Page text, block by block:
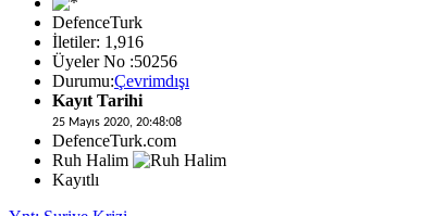
DefenceTurk
İletiler: 1,916
Üyeler No :50256
Durumu:Çevrimdışı
Kayıt Tarihi
25 Mayıs 2020, 20:48:08
DefenceTurk.com
Ruh Halim
Kayıtlı